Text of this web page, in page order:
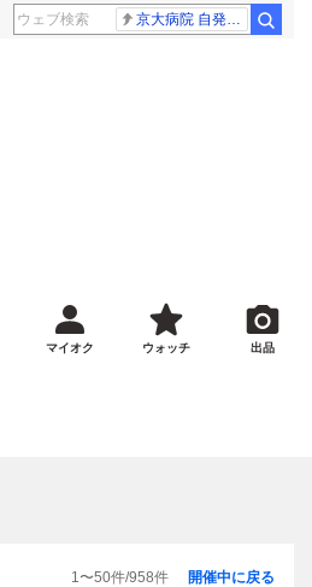
京大病院 自発呼吸
マイオク ウォッチ 出品
1〜50件/958件 開催中に戻る